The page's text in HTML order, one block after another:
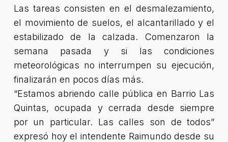
Las tareas consisten en el desmalezamiento,
el movimiento de suelos, el alcantarillado y el
estabilizado de la calzada. Comenzaron la
semana pasada y si las condiciones
meteorológicas no interrumpen su ejecución,
finalizarán en pocos días más.
“Estamos abriendo calle pública en Barrio Las
Quintas, ocupada y cerrada desde siempre
por un particular. Las calles son de todos”
expresó hoy el intendente Raimundo desde su